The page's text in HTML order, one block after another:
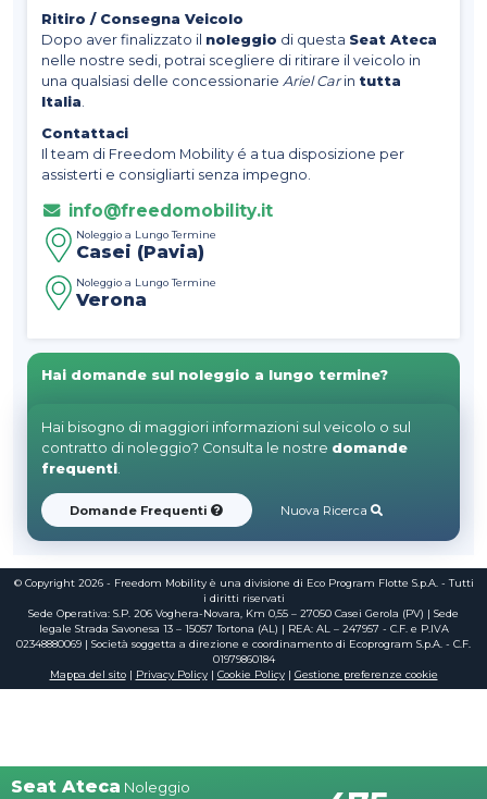
Seat Ateca Noleggio
Ritiro / Consegna Veicolo
Dopo aver finalizzato il noleggio di questa Seat Ateca
nelle nostre sedi, potrai scegliere di ritirare il veicolo in
una qualsiasi delle concessionarie Ariel Carin tutta
Italia
Contattaci
Il team di Freedom Mobility é a tua disposizione per
assisterti e consigliarti senza impegno.
info@freedomobility.it
Noleggio a Lungo Termine
Casei (Pavia)
Noleggio a Lungo Termine
Verona
Hai domande sul noleggio a lungo termine?
Hai bisogno di maggiori informazioni sul veicolo o sul
contratto di noleggio? Consulta le nostre domande
frequenti.
Domande Frequenti Nuova Ricerca
© Copyright 2026 - Freedom Mobility è una divisione di Eco Program Flotte S.p.A. - Tutti
i diritti riservati
Sede Operativa: S.P. 206 Voghera-Novara, Km 0,55 – 27050 Casei Gerola (PV) | Sede
legale Strada Savonesa 13 – 15057 Tortona (AL) | REA: AL – 247957 - C.F. e P.IVA
02348880069 | Società soggetta a direzione e coordinamento di Ecoprogram S.p.A. - C.F.
01979860184
Mappa del sito| Privacy Policy| Cookie Policy| Gestione preferenze cookie